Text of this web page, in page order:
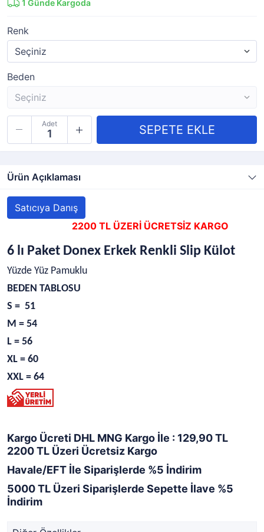
1 Günde Kargoda
Renk
Beden
Adet
Ürün Açıklaması
Satıcıya Danış
2200 TL ÜZERİ ÜCRETSİZ KARGO
6 lı Paket Donex Erkek Renkli Slip Külot
Yüzde Yüz Pamuklu
BEDEN TABLOSU
S = 51
M = 54
L = 56
XL = 60
XXL = 64
Kargo Ücreti DHL MNG Kargo İle : 129,90 TL
2200 TL Üzeri Ücretsiz Kargo
Havale/EFT İle Siparişlerde %5 İndirim
5000 TL Üzeri Siparişlerde Sepette İlave %5
İndirim